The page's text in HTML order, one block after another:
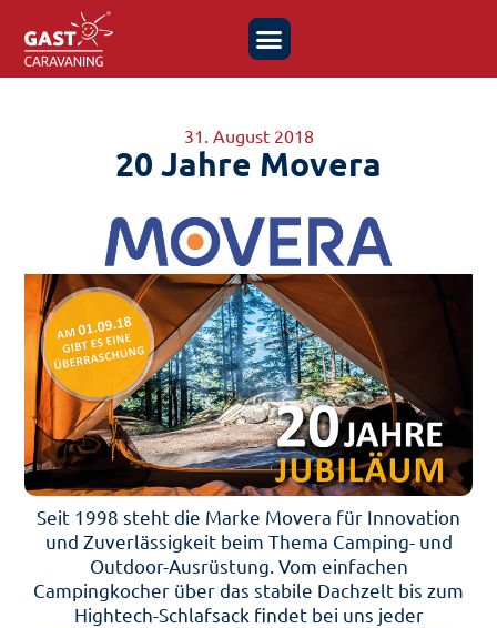
31. August 2018
20 Jahre Movera
Seit 1998 steht die Marke Movera für Innovation
und Zuverlässigkeit beim Thema Camping- und
Outdoor-Ausrüstung. Vom einfachen
Campingkocher über das stabile Dachzelt bis zum
Hightech-Schlafsack findet bei uns jeder